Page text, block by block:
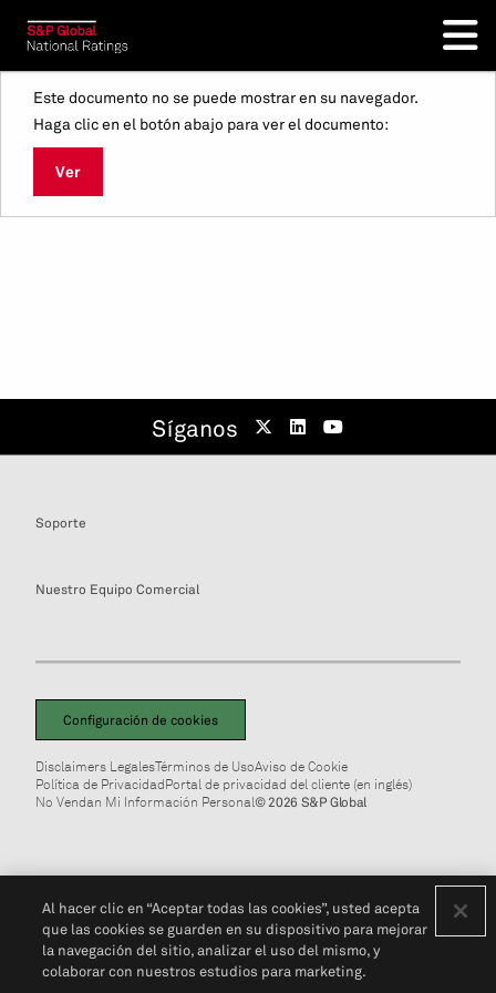
Este documento no se puede mostrar en su navegador.
Haga clic en el botón abajo para ver el documento:
Ver
Síganos
Soporte
Nuestro Equipo Comercial
Configuración de cookies
Disclaimers LegalesTérminos de UsoAviso de Cookie
Política de PrivacidadPortal de privacidad del cliente (en inglés)
No Vendan Mi Información Personal© 2026 S&P Global
Al hacer clic en “Aceptar todas las cookies”, usted acepta
que las cookies se guarden en su dispositivo para mejorar
la navegación del sitio, analizar el uso del mismo, y
colaborar con nuestros estudios para marketing.